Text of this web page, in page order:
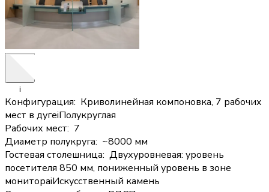
i
Конфигурация: Криволинейная компоновка, 7 рабочих
мест в дугеiПолукруглая
Рабочих мест: 7
Диаметр полукруга: ~8000 мм
Гостевая столешница: Двухуровневая: уровень
посетителя 850 мм, пониженный уровень в зоне
монитораiИскусственный камень